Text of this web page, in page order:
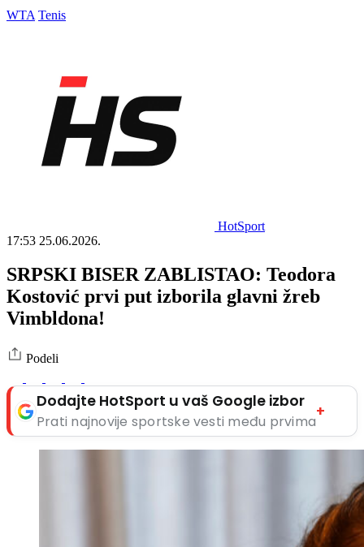
WTA Tenis
HotSport
17:53 25.06.2026.
SRPSKI BISER ZABLISTAO: Teodora
Kostović prvi put izborila glavni žreb
Vimbldona!
Podeli
Dodajte HotSport u vaš Google izbor
Prati najnovije sportske vesti među prvima
+